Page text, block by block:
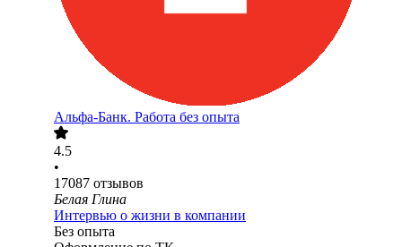
Альфа-Банк. Работа без опыта
4.5
•
17087 отзывов
Белая Глина
Интервью о жизни в компании
Без опыта